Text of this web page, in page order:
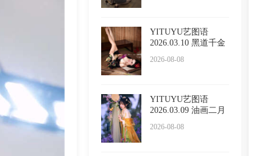
YITUYU艺图语
2026.03.10 黑道千金
2026-08-08
YITUYU艺图语
2026.03.09 油画二月
2026-08-08